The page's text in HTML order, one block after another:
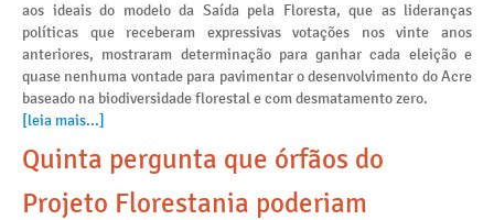
aos ideais do modelo da Saída pela Floresta, que as lideranças
políticas que receberam expressivas votações nos vinte anos
anteriores, mostraram determinação para ganhar cada eleição e
quase nenhuma vontade para pavimentar o desenvolvimento do Acre
baseado na biodiversidade florestal e com desmatamento zero.
[leia mais...]
Quinta pergunta que órfãos do
Projeto Florestania poderiam